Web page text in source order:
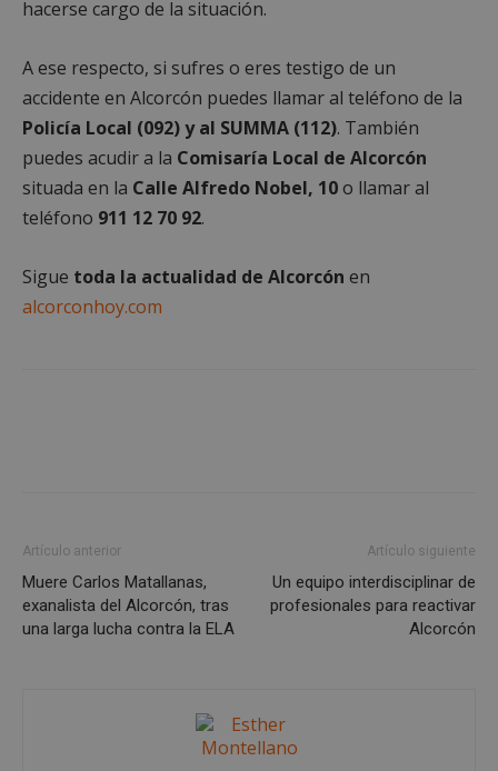
hacerse cargo de la situación.
A ese respecto, si sufres o eres testigo de un
accidente en Alcorcón puedes llamar al teléfono de la
Policía Local (092) y al SUMMA (112). También
puedes acudir a la Comisaría Local de Alcorcón
situada en la Calle Alfredo Nobel, 10o llamar al
teléfono 911 12 70 92.
Sigue toda la actualidad de Alcorcón en
alcorconhoy.com
Artículo anterior
Muere Carlos Matallanas,
exanalista del Alcorcón, tras
una larga lucha contra la ELA
Artículo siguiente
Un equipo interdisciplinar de
profesionales para reactivar
Alcorcón
necesarias
Cookies de
preferencias
Cookies de
Cookies no clasificadas
inicio de sesión de usuario y la gestión de cuentas.
El sitio web no se puede utilizar correctamente sin
las cookies estrictamente necesarias.
Nombre